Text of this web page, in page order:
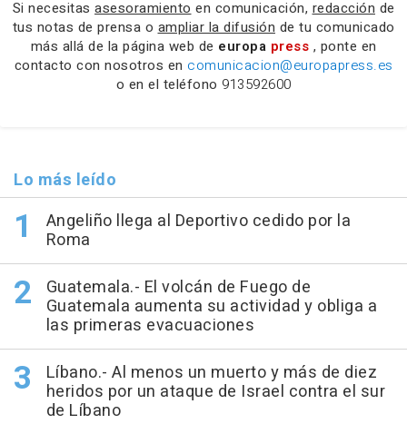
Si necesitas asesoramiento en comunicación, redacción de
tus notas de prensa o ampliar la difusión de tu comunicado
más allá de la página web de europa press , ponte en
contacto con nosotros en comunicacion@europapress.es
o en el teléfono 913592600
Lo más leído
Angeliño llega al Deportivo cedido por la
Roma
Guatemala.- El volcán de Fuego de
Guatemala aumenta su actividad y obliga a
las primeras evacuaciones
Líbano.- Al menos un muerto y más de diez
heridos por un ataque de Israel contra el sur
de Líbano